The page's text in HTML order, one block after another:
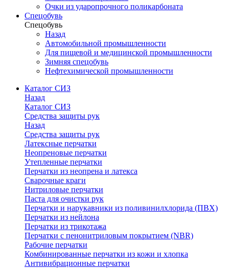
Очки из ударопрочного поликарбоната
Спецобувь
Спецобувь
Назад
Автомобильной промышленности
Для пищевой и медицинской промышленности
Зимняя спецобувь
Нефтехимической промышленности
Каталог СИЗ
Назад
Каталог СИЗ
Средства защиты рук
Назад
Средства защиты рук
Латексные перчатки
Неопреновые перчатки
Утепленные перчатки
Перчатки из неопрена и латекса
Сварочные краги
Нитриловые перчатки
Паста для очистки рук
Перчатки и нарукавники из поливинилхлорида (ПВХ)
Перчатки из нейлона
Перчатки из трикотажа
Перчатки с пенонитриловым покрытием (NBR)
Рабочие перчатки
Комбинированные перчатки из кожи и хлопка
Антивибрационные перчатки